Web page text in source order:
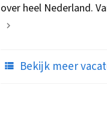
over heel Nederland.
Bekijk meer